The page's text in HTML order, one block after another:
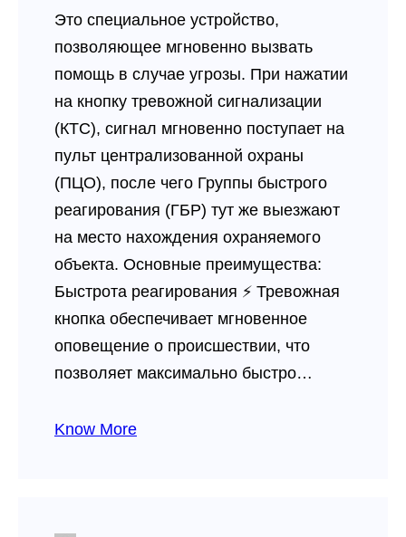
Это специальное устройство,
позволяющее мгновенно вызвать
помощь в случае угрозы. При нажатии
на кнопку тревожной сигнализации
(КТС), сигнал мгновенно поступает на
пульт централизованной охраны
(ПЦО), после чего Группы быстрого
реагирования (ГБР) тут же выезжают
на место нахождения охраняемого
объекта. Основные преимущества:
Быстрота реагирования ⚡ Тревожная
кнопка обеспечивает мгновенное
оповещение о происшествии, что
позволяет максимально быстро…
Know More